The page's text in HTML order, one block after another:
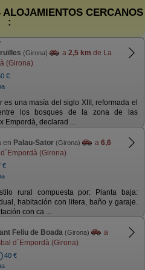
CERCANOS
:
(Girona) a 2,5 km de La
(Girona)
€
es una masía del siglo XIII, reformada el
los bosques de la zona de las
Empordà, declarad ...
en Palau-Sator (Girona) a 6,6
(Girona)
€
rural compuesta por: Planta baja:
habitación con litera, baño y garaje.
con ca ...
Feliu de Boada (Girona)
a
d´Empordà (Girona)
40 €